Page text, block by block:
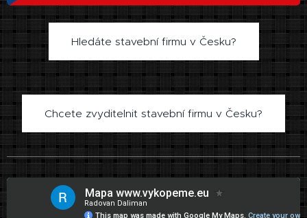
Hledáte stavební firmu v Česku?
Chcete zvyditelnit stavební firmu v Česku?